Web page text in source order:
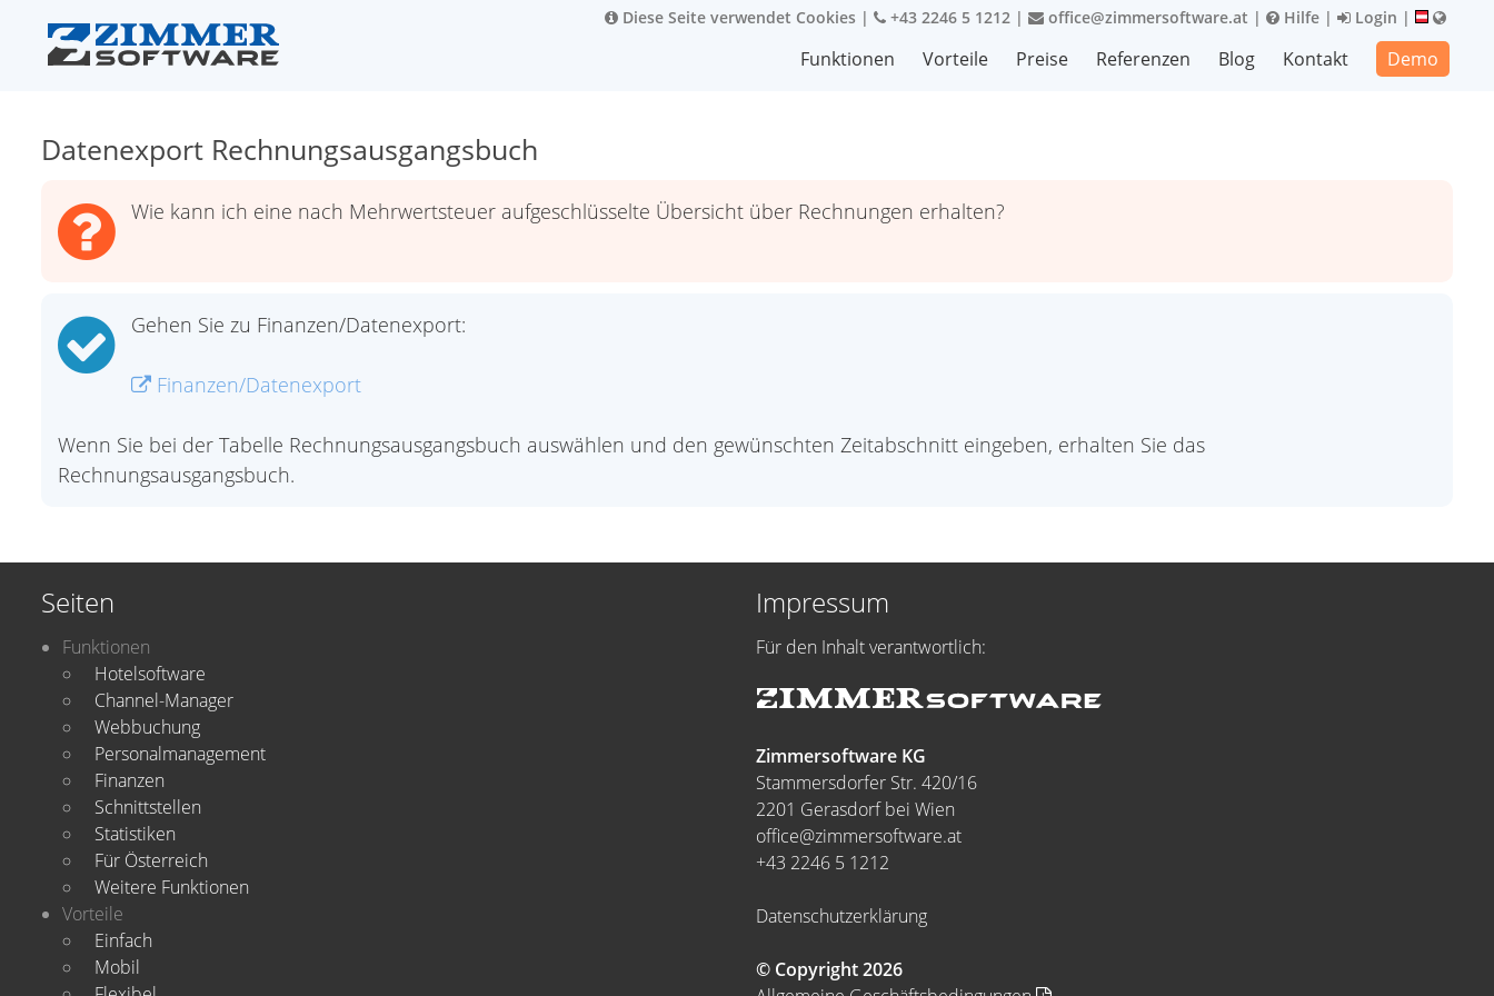
Diese Seite verwendet Cookies | +43 2246 5 1212 | office@zimmersoftware.at | Hilfe | Login |
Funktionen Vorteile Preise Referenzen Blog Kontakt Demo
Datenexport Rechnungsausgangsbuch
Wie kann ich eine nach Mehrwertsteuer aufgeschlüsselte Übersicht über Rechnungen erhalten?
Gehen Sie zu Finanzen/Datenexport:
Finanzen/Datenexport
Wenn Sie bei der Tabelle Rechnungsausgangsbuch auswählen und den gewünschten Zeitabschnitt eingeben, erhalten Sie das
Rechnungsausgangsbuch.
Seiten
Funktionen
Hotelsoftware
Channel-Manager
Webbuchung
Personalmanagement
Finanzen
Schnittstellen
Statistiken
Für Österreich
Weitere Funktionen
Vorteile
Einfach
Mobil
Impressum
Für den Inhalt verantwortlich:
Zimmersoftware KG
Stammersdorfer Str. 420/16
2201 Gerasdorf bei Wien
office@zimmersoftware.at
+43 2246 5 1212
Datenschutzerklärung
© Copyright 2026